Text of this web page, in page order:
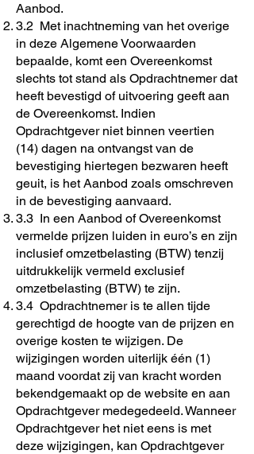
Aanbod.
3.2 Met inachtneming van het overige
in deze Algemene Voorwaarden
bepaalde, komt een Overeenkomst
slechts tot stand als Opdrachtnemer dat
heeft bevestigd of uitvoering geeft aan
de Overeenkomst. Indien
Opdrachtgever niet binnen veertien
(14) dagen na ontvangst van de
bevestiging hiertegen bezwaren heeft
geuit, is het Aanbod zoals omschreven
in de bevestiging aanvaard.
3.3 In een Aanbod of Overeenkomst
vermelde prijzen luiden in euro’s en zijn
inclusief omzetbelasting (BTW) tenzij
uitdrukkelijk vermeld exclusief
omzetbelasting (BTW) te zijn.
3.4 Opdrachtnemer is te allen tijde
gerechtigd de hoogte van de prijzen en
overige kosten te wijzigen. De
wijzigingen worden uiterlijk één (1)
maand voordat zij van kracht worden
bekendgemaakt op de website en aan
Opdrachtgever medegedeeld. Wanneer
Opdrachtgever het niet eens is met
deze wijzigingen, kan Opdrachtgever